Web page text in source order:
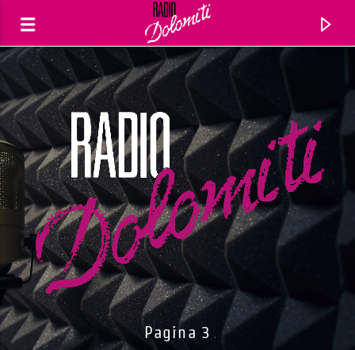
Traccia corrente
Titolo
Artista
Pagina 3